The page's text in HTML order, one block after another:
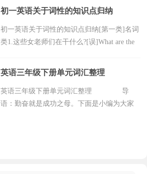
se Lost、Paradise Regained was...
初一英语关于词性的知识点归纳
初一英语关于词性的知识点归纳[第一类]名词
类1.这些女老师们在干什么?[误]What are the
teachers doing?[析]在英语中，当一名...
英语三年级下册单元词汇整理
英语三年级下册单元词汇整理 导
语：勤奋就是成功之母。下面是小编为大家